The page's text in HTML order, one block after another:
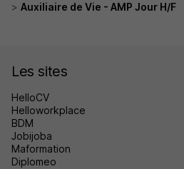
Auxiliaire de Vie - AMP Jour H/F
Les sites
HelloCV
Helloworkplace
BDM
Jobijoba
Maformation
Diplomeo